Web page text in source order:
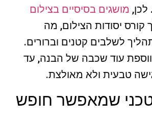
מושגים בסיסיים בצילום
יסודות הצילום, מה
לשלבים קטנים וברורים.
עוד שכבה של הבנה, עד
טבעית ולא מאולצת.
שמאפשר חופש